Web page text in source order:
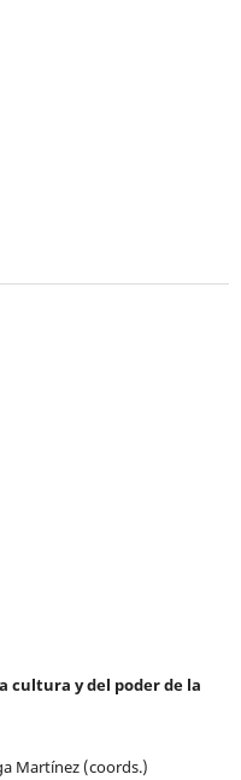
cultura y del poder de la
Martínez (coords.)